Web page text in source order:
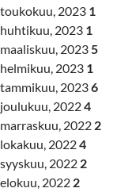
toukokuu, 2023 1
huhtikuu, 2023 1
maaliskuu, 2023 5
helmikuu, 2023 1
tammikuu, 20236
joulukuu, 20224
marraskuu, 2022 2
lokakuu, 20224
syyskuu, 2022 2
elokuu, 2022 2